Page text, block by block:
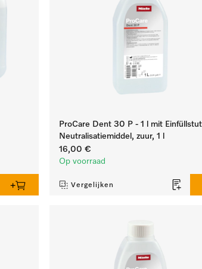
ProCare Dent 30 P - 1 l mit
Neutralisatiemiddel, zuur, 1 l
16,00 €
Op voorraad
Vergelijken